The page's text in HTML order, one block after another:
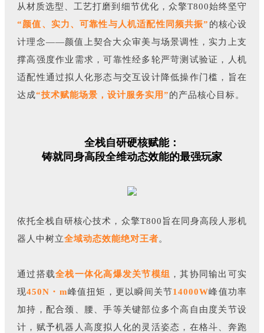
从材质选型、工艺打磨到细节优化，众擎T800始终坚守
“颜值、实力、可靠性与人机适配性同频共振” 的核心设
计理念——颜值上契合大众审美与场景调性，实力上支
撑高强度作业需求，可靠性经多轮严苛测试验证，人机
适配性通过拟人化形态与交互设计降低操作门槛，旨在
达成“技术赋能场景，设计服务实用”的产品核心目标。
T800
全栈自研硬核赋能：
铸就同身高段全维动态效能的最强玩家
依托全栈自研核心技术，众擎T800旨在同身高段人形机
器人中树立全域动态效能绝对王者。
通过搭载全栈一体化高爆发关节模组 ，其协同输出可实
现450N・m峰值扭矩，更以瞬间关节14000W峰值功率
加持，配合颈、腰、手等关键部位多个高自由度关节设
计，赋予机器人高度拟人化的灵活姿态，在格斗、奔跑